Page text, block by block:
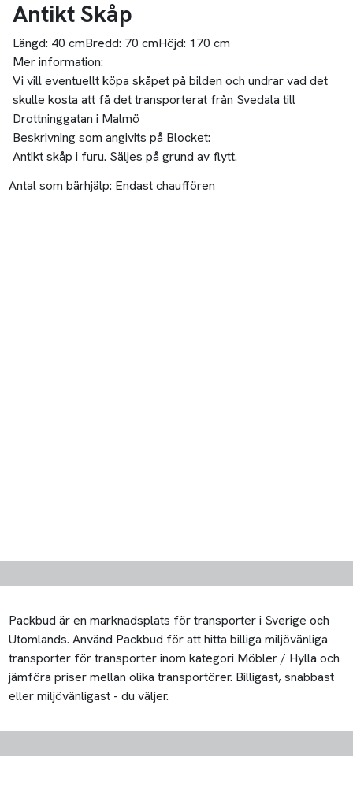
Antikt Skåp
Längd: 40 cmBredd: 70 cmHöjd: 170 cm
Mer information:
Vi vill eventuellt köpa skåpet på bilden och undrar vad det
skulle kosta att få det transporterat från Svedala till
Drottninggatan i Malmö
Beskrivning som angivits på Blocket:
Antikt skåp i furu. Säljes på grund av flytt.
Antal som bärhjälp: Endast chauffören
Packbud är en marknadsplats för transporter i Sverige och
Utomlands. Använd Packbud för att hitta billiga miljövänliga
transporter för transporter inom kategori Möbler / Hylla och
jämföra priser mellan olika transportörer. Billigast, snabbast
eller miljövänligast - du väljer.